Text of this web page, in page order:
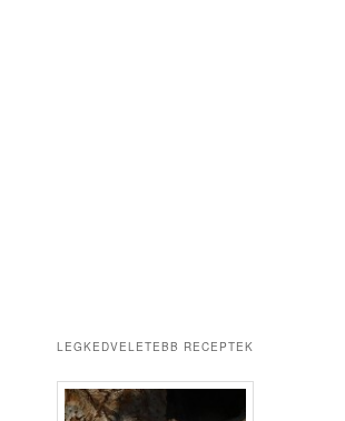
LEGKEDVELETEBB RECEPTEK